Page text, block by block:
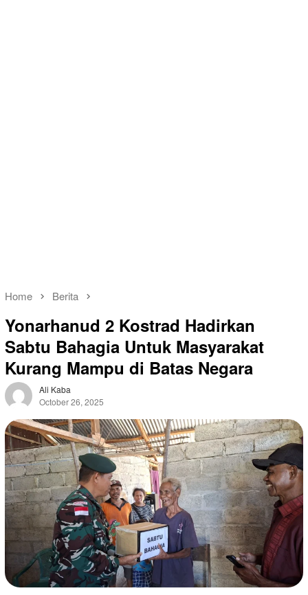
Home Berita
Yonarhanud 2 Kostrad Hadirkan
Sabtu Bahagia Untuk Masyarakat
Kurang Mampu di Batas Negara
Ali Kaba
October 26, 2025